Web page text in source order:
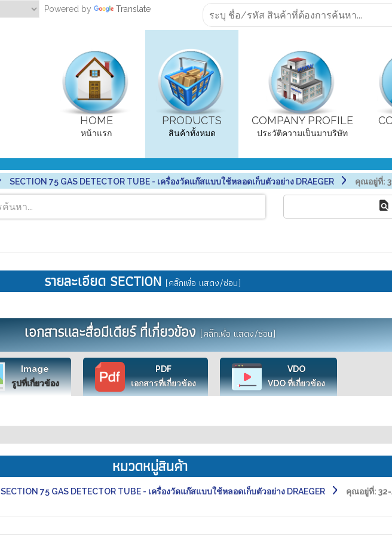
Powered by Translate
HOME
หน้าแรก
PRODUCTS
สินค้าทั้งหมด
COMPANY PROFILE
ประวัติความเป็นมาบริษัท
SECTION 75 GAS DETECTOR TUBE - เครื่องวัดแก๊สแบบใช้หลอดเก็บตัวอย่าง DRAEGER คุณอยู่ที่:
รายละเอียด SECTION (คลิ๊กเพื่อ แสดง/ซ่อน)
เอกสารและสื่อมีเดียร์ ที่เกี่ยวข้อง(คลิ๊กเพื่อ แสดง/ซ่อน)
Image
รูปที่เกี่ยวข้อง
PDF
เอกสารที่เกี่ยวข้อง
VDO
VDO ที่เกี่ยวข้อง
หมวดหมู่สินค้า
SECTION 75 GAS DETECTOR TUBE - เครื่องวัดแก๊สแบบใช้หลอดเก็บตัวอย่าง DRAEGER คุณอยู่ที่: 32-